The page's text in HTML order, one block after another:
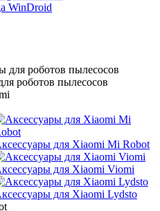
WinDroid
роботов пылесосов
для Xiaomi Mi Robot
для Xiaomi Viomi
для Xiaomi Lydsto